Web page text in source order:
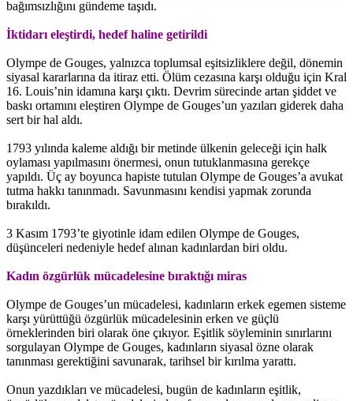
bağımsızlığını gündeme taşıdı.
İktidarı eleştirdi, hedef haline getirildi
Olympe de Gouges, yalnızca toplumsal eşitsizliklere değil, dönemin
siyasal kararlarına da itiraz etti. Ölüm cezasına karşı olduğu için Kral
16. Louis’nin idamına karşı çıktı. Devrim sürecinde artan şiddet ve
baskı ortamını eleştiren Olympe de Gouges’un yazıları giderek daha
sert bir hal aldı.
1793 yılında kaleme aldığı bir metinde ülkenin geleceği için halk
oylaması yapılmasını önermesi, onun tutuklanmasına gerekçe
yapıldı. Üç ay boyunca hapiste tutulan Olympe de Gouges’a avukat
tutma hakkı tanınmadı. Savunmasını kendisi yapmak zorunda
bırakıldı.
3 Kasım 1793’te giyotinle idam edilen Olympe de Gouges,
düşünceleri nedeniyle hedef alınan kadınlardan biri oldu.
Kadın özgürlük mücadelesine bıraktığı miras
Olympe de Gouges’un mücadelesi, kadınların erkek egemen sisteme
karşı yürüttüğü özgürlük mücadelesinin erken ve güçlü
örneklerinden biri olarak öne çıkıyor. Eşitlik söyleminin sınırlarını
sorgulayan Olympe de Gouges, kadınların siyasal özne olarak
tanınması gerektiğini savunarak, tarihsel bir kırılma yarattı.
Onun yazdıkları ve mücadelesi, bugün de kadınların eşitlik,